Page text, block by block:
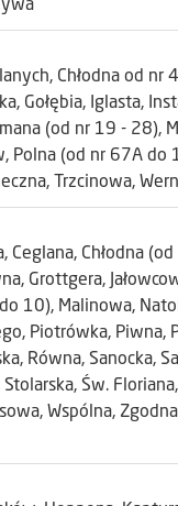
Chłodna od nr
Gołębia, Iglasta,
(od nr 19 - 28),
Polna (od nr 67A
Trzcinowa,
Ceglana, Chłodna
Grottgera,
10), Malinowa,
Piotrówka, Piwna,
Równa, Sanocka,
Św.
Wspólna,